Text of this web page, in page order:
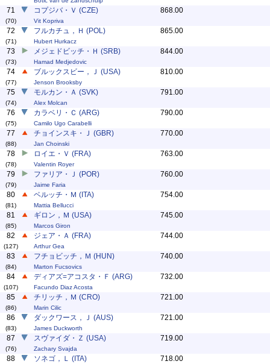
71
(70)
コプジバ・Ｖ (CZE)
Vit Kopriva
868.00
72
(71)
フルカチュ，Ｈ (POL)
Hubert Hurkacz
865.00
73
(73)
メジェドビッチ・Ｈ (SRB)
Hamad Medjedovic
844.00
74
(77)
ブルックスビー，Ｊ (USA)
Jenson Brooksby
810.00
75
(74)
モルカン・Ａ (SVK)
Alex Molcan
791.00
76
(75)
カラベリ・Ｃ (ARG)
Camilo Ugo Carabelli
790.00
77
(88)
チョインスキ・Ｊ (GBR)
Jan Choinski
770.00
78
(78)
ロイエ・Ｖ (FRA)
Valentin Royer
763.00
79
(79)
ファリア・Ｊ (POR)
Jaime Faria
760.00
80
(81)
ベルッチ・Ｍ (ITA)
Mattia Bellucci
754.00
81
(85)
ギロン，Ｍ (USA)
Marcos Giron
745.00
82
(127)
ジェア・Ａ (FRA)
Arthur Gea
744.00
83
(84)
フチョビッチ，Ｍ (HUN)
Marton Fucsovics
740.00
84
(107)
ディアズ=アコスタ・Ｆ (ARG)
Facundo Diaz Acosta
732.00
85
(86)
チリッチ，Ｍ (CRO)
Marin Cilic
721.00
86
(83)
ダックワース，Ｊ (AUS)
James Duckworth
721.00
87
(76)
スヴァイダ・Ｚ (USA)
Zachary Svajda
719.00
88 ソネゴ，Ｌ (ITA) 718.00